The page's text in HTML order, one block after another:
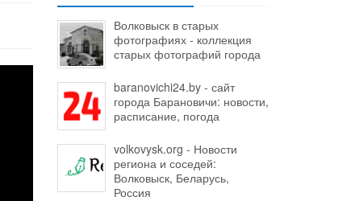
Волковыск в старых
фотографиях - коллекция
старых фотографий города
baranovichi24.by - сайт
города Барановичи: новости,
расписание, погода
volkovysk.org - Новости
региона и соседей:
Волковыск, Беларусь,
Россия